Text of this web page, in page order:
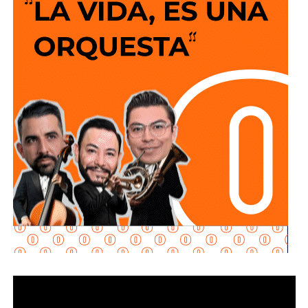
Gómez y De Angoitia han sido por muchos años los
que lo que ya se les informó, que hay rumores nada más,
pero ya lo dijo Pemex: negó la existencia de los trabajos”,
declaró.
La funcionaria fue cuestionada luego de que se informara
sobre la postura del gobierno federal respecto a l
prohibición del fracking en la Huasteca Potosina.